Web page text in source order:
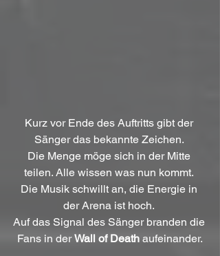
Kurz vor Ende des Auftritts gibt der
Sänger das bekannte Zeichen.
Die Menge möge sich in der Mitte
teilen. Alle wissen was nun kommt.
Die Musik schwillt an, die Energie in
der Arena ist hoch.
Auf das Signal des Sänger branden die
Fans in der Wall of Death aufeinander.